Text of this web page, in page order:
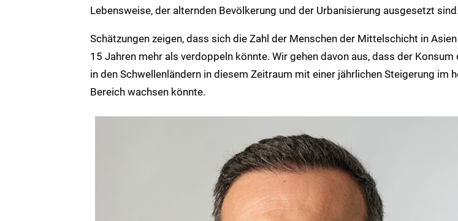
Lebensweise, der alternden Bevölkerung und der Urbanisierung ausgesetzt sind.
Schätzungen zeigen, dass sich die Zahl der Menschen der Mittelschicht in
15 Jahren mehr als verdoppeln könnte. Wir gehen davon aus, dass der
in den Schwellenländern in diesem Zeitraum mit einer jährlichen Steigerung im
Bereich wachsen könnte.